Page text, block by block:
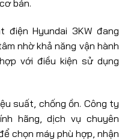
bản.
điện Hyundai 3KW đang
nhờ khả năng vận hành
với điều kiện sử dụng
suất, chống ồn. Công ty
hãng, dịch vụ chuyên
chọn máy phù hợp, nhận